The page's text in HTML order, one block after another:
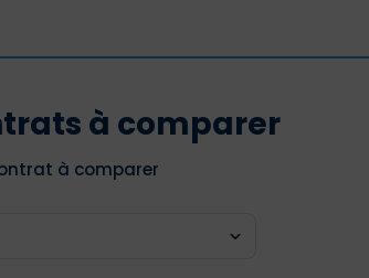
à comparer
à comparer